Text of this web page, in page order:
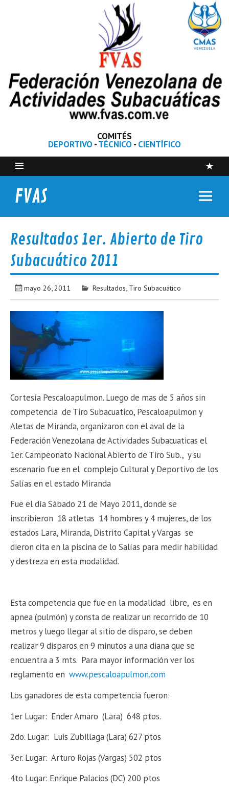
COMITÉS
DEPORTIVO -TÉCNICO - CIENTÍFICO
FVAS
Resultados 1er. Abierto de Tiro
Subacuático 2011
mayo 26, 2011 Resultados Tiro Subacuático
Cortesía Pescaloapulmon. Luego de mas de 5 años sin
competencia de Tiro Subacuatico, Pescaloapulmon y
Aletas de Miranda, organizaron con el aval de la
Federación Venezolana de Actividades Subacuaticas el
1er. Campeonato Nacional Abierto de Tiro Sub., y su
escenario fue en el complejo Cultural y Deportivo de los
Salías en el estado Miranda
Fue el día Sábado 21 de Mayo 2011, donde se
inscribieron 18 atletas 14 hombres y 4 mujeres, de los
estados Lara, Miranda, Distrito Capital y Vargas se
dieron cita en la piscina de lo Salías para medir habilidad
y destreza en esta modalidad.
Esta competencia que fue en la modalidad libre, es en
apnea (pulmón) y consta de realizar un recorrido de 10
metros y luego llegar al sitio de disparo, se deben
realizar 9 disparos en 9 minutos a una diana que se
encuentra a 3 mts. Para mayor información ver los
reglamento enwww.pescaloapulmon.com
Los ganadores de esta competencia fueron:
1er Lugar: Ender Amaro (Lara) 648 ptos.
2do. Lugar: Luis Zubillaga (Lara) 627 ptos
3er. Lugar: Arturo Rojas (Vargas) 502 ptos
4to Lugar: Enrique Palacios (DC) 200 ptos